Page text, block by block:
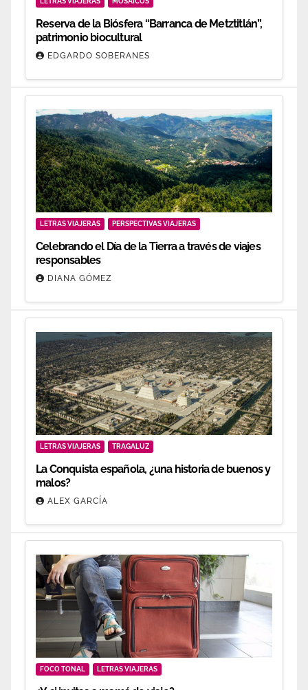
Reserva de la Biósfera “Barranca de Metztitlán”,
patrimonio biocultural
EDGARDO SOBERANES
LETRAS VIAJERAS PERSPECTIVAS VIAJERAS
Celebrando el Día de la Tierra a través de viajes
responsables
DIANA GÓMEZ
LETRAS VIAJERAS TRAGALUZ
La Conquista española, ¿una historia de buenos y
malos?
ALEX GARCÍA
FOCO TONAL LETRAS VIAJERAS